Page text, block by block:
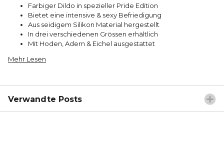
Farbiger Dildo in spezieller Pride Edition
Bietet eine intensive & sexy Befriedigung
Aus seidigem Silikon Material hergestellt
In drei verschiedenen Grössen erhältlich
Mit Hoden, Adern & Eichel ausgestattet
Mehr Lesen
Verwandte Posts